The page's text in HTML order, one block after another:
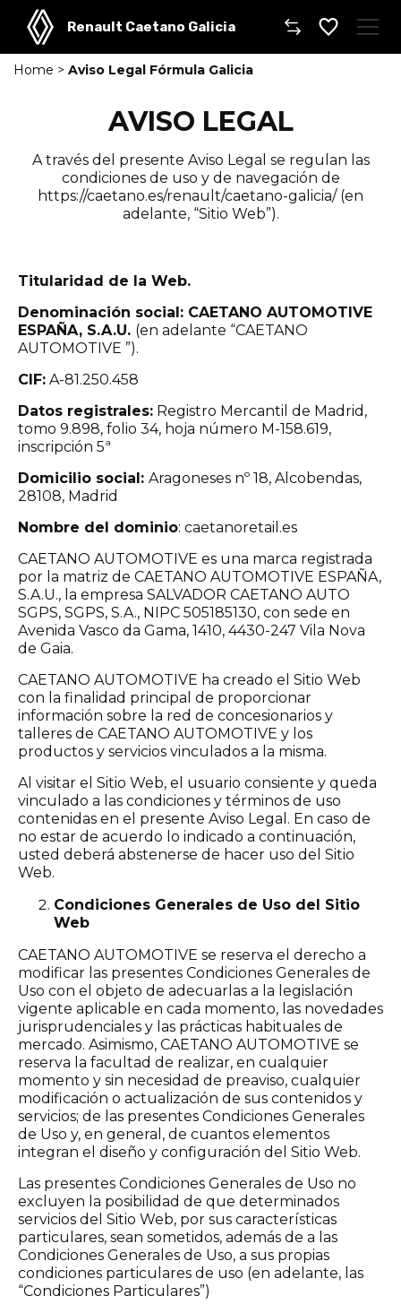
Renault Caetano Galicia
Caetano
Comprar un coche
Gama de modelos
Gama Comerciales
Home > Aviso Legal Fórmula Galicia
AVISO LEGAL
A través del presente Aviso Legal se regulan las
condiciones de uso y de navegación de
https://caetano.es/renault/caetano-galicia/ (en
adelante, “Sitio Web”).
Titularidad de la Web.
Denominación social: CAETANO AUTOMOTIVE
ESPAÑA, S.A.U. (en adelante “CAETANO
AUTOMOTIVE ”).
CIF: A-81.250.458
Datos registrales: Registro Mercantil de Madrid,
tomo 9.898, folio 34, hoja número M-158.619,
inscripción 5ª
Domicilio social: Aragoneses nº 18, Alcobendas,
28108, Madrid
Nombre del dominio: caetanoretail.es
CAETANO AUTOMOTIVE es una marca registrada
por la matriz de CAETANO AUTOMOTIVE ESPAÑA,
S.A.U., la empresa SALVADOR CAETANO AUTO
SGPS, SGPS, S.A., NIPC 505185130, con sede en
Avenida Vasco da Gama, 1410, 4430-247 Vila Nova
de Gaia.
CAETANO AUTOMOTIVE ha creado el Sitio Web
con la finalidad principal de proporcionar
información sobre la red de concesionarios y
talleres de CAETANO AUTOMOTIVE y los
productos y servicios vinculados a la misma.
Al visitar el Sitio Web, el usuario consiente y queda
vinculado a las condiciones y términos de uso
contenidas en el presente Aviso Legal. En caso de
no estar de acuerdo lo indicado a continuación,
usted deberá abstenerse de hacer uso del Sitio
Web.
Condiciones Generales de Uso del Sitio
Web
CAETANO AUTOMOTIVE se reserva el derecho a
modificar las presentes Condiciones Generales de
Uso con el objeto de adecuarlas a la legislación
vigente aplicable en cada momento, las novedades
jurisprudenciales y las prácticas habituales de
mercado. Asimismo, CAETANO AUTOMOTIVE se
reserva la facultad de realizar, en cualquier
momento y sin necesidad de preaviso, cualquier
modificación o actualización de sus contenidos y
servicios; de las presentes Condiciones Generales
de Uso y, en general, de cuantos elementos
integran el diseño y configuración del Sitio Web.
Las presentes Condiciones Generales de Uso no
excluyen la posibilidad de que determinados
servicios del Sitio Web, por sus características
particulares, sean sometidos, además de a las
Condiciones Generales de Uso, a sus propias
condiciones particulares de uso (en adelante, las
“Condiciones Particulares”)